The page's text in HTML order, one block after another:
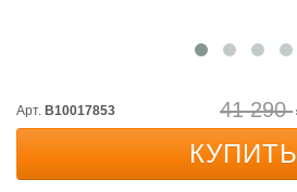
41 290
Арт. B10017853
КУПИТЬ